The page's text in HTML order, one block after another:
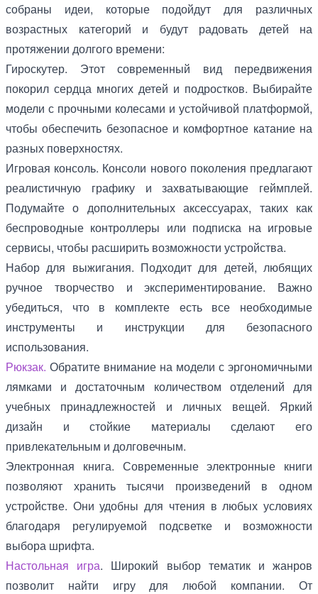
собраны идеи, которые подойдут для различных
возрастных категорий и будут радовать детей на
протяжении долгого времени:
Гироскутер. Этот современный вид передвижения
покорил сердца многих детей и подростков. Выбирайте
модели с прочными колесами и устойчивой платформой,
чтобы обеспечить безопасное и комфортное катание на
разных поверхностях.
Игровая консоль. Консоли нового поколения предлагают
реалистичную графику и захватывающие геймплей.
Подумайте о дополнительных аксессуарах, таких как
беспроводные контроллеры или подписка на игровые
сервисы, чтобы расширить возможности устройства.
Набор для выжигания. Подходит для детей, любящих
ручное творчество и экспериментирование. Важно
убедиться, что в комплекте есть все необходимые
инструменты и инструкции для безопасного
использования.
Рюкзак. Обратите внимание на модели с эргономичными
лямками и достаточным количеством отделений для
учебных принадлежностей и личных вещей. Яркий
дизайн и стойкие материалы сделают его
привлекательным и долговечным.
Электронная книга. Современные электронные книги
позволяют хранить тысячи произведений в одном
устройстве. Они удобны для чтения в любых условиях
благодаря регулируемой подсветке и возможности
выбора шрифта.
Настольная игра. Широкий выбор тематик и жанров
позволит найти игру для любой компании. От